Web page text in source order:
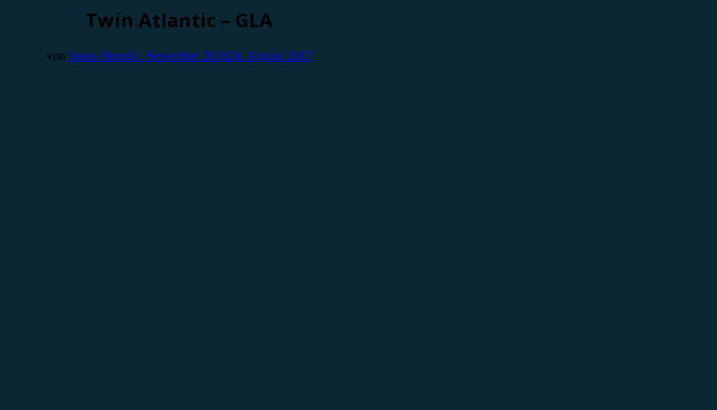
Twin Atlantic – GLA
von Jonas Horn14. September 201624. August 2017